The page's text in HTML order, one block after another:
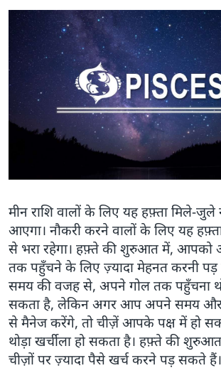
मीन राशि वालों के लिए यह हफ़्ता मिले-
आएगा। नौकरी करने वालों के लिए यह
से भरा रहेगा। हफ़्ते की शुरुआत में, आपको
तक पहुँचने के लिए ज़्यादा मेहनत करनी
समय की वजह से, अपने गोल तक पहुँचना
सकता है, लेकिन अगर आप अपने समय और
से मैनेज करेंगे, तो चीज़ें आपके पक्ष में हो
थोड़ा खर्चीला हो सकता है। हफ़्ते की
चीज़ों पर ज़्यादा पैसे खर्च करने पड़ सकते हैं।